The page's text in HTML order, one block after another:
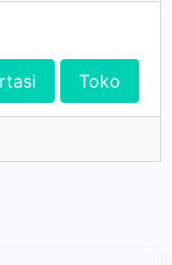
Toko